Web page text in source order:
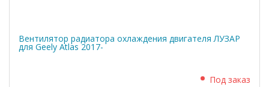
Вентилятор радиатора охлаждения двигателя ЛУЗАР
для Geely Atlas 2017-
Под заказ